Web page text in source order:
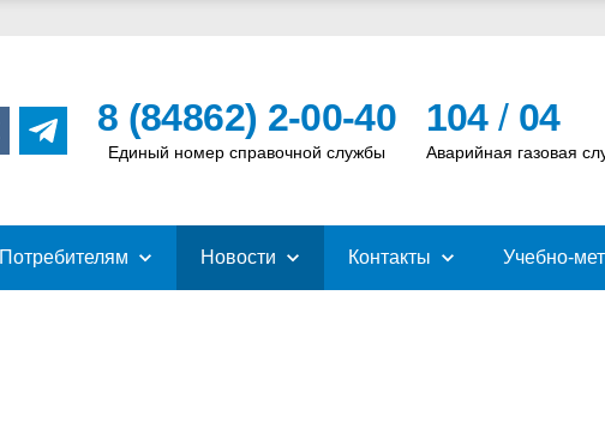
8 (84862) 2-00-40
Единый номер справочной службы
104/ 04
Аварийная газовая
Потребителям Новости Контакты Учебно-